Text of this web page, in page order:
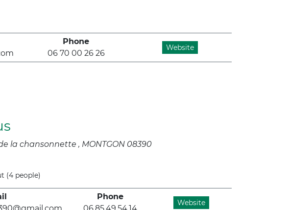
Phone
06 70 00 26 26
Website
la chansonnette MONTGON 08390
(4 people)
Phone
Website